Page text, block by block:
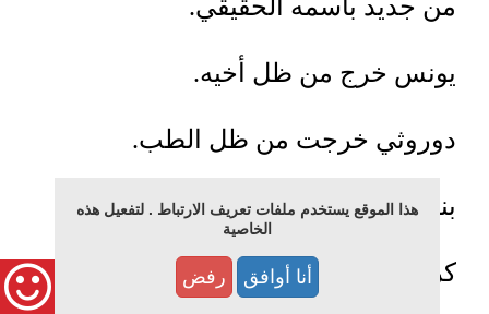
من جديد باسمه الحقيقي.
يونس خرج من ظل أخيه.
دوروثي خرجت من ظل الطب.
بنتريشيت خرجت من ظل الكهنوت.
كريمة خرجت من ظل المجتمع
هذا الموقع يستخدم ملفات تعريف الارتباط . لتفعيل هذه
الخاصية
أنا أوافق رفض